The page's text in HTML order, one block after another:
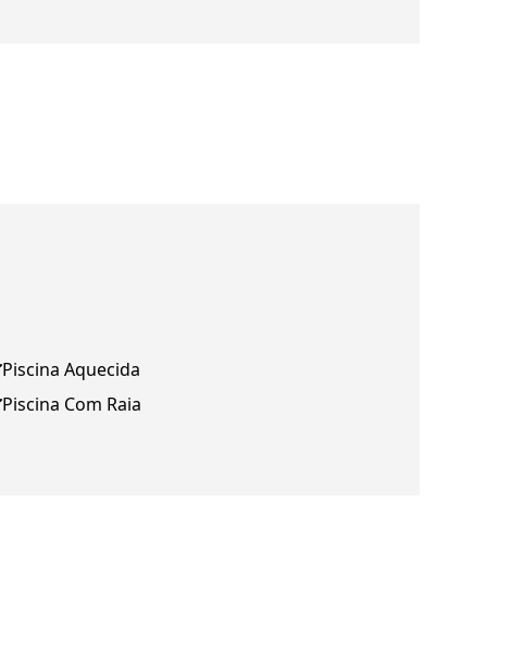
Piscina Aquecida
Piscina Com Raia